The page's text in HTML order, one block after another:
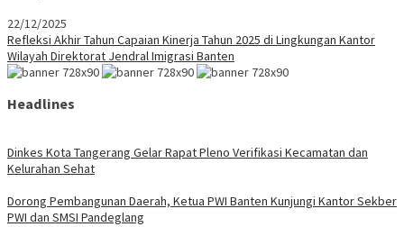
22/12/2025
Refleksi Akhir Tahun Capaian Kinerja Tahun 2025 di Lingkungan Kantor
Wilayah Direktorat Jendral Imigrasi Banten
Headlines
Dinkes Kota Tangerang Gelar Rapat Pleno Verifikasi Kecamatan dan
Kelurahan Sehat
Dorong Pembangunan Daerah, Ketua PWI Banten Kunjungi Kantor Sekber
PWI dan SMSI Pandeglang